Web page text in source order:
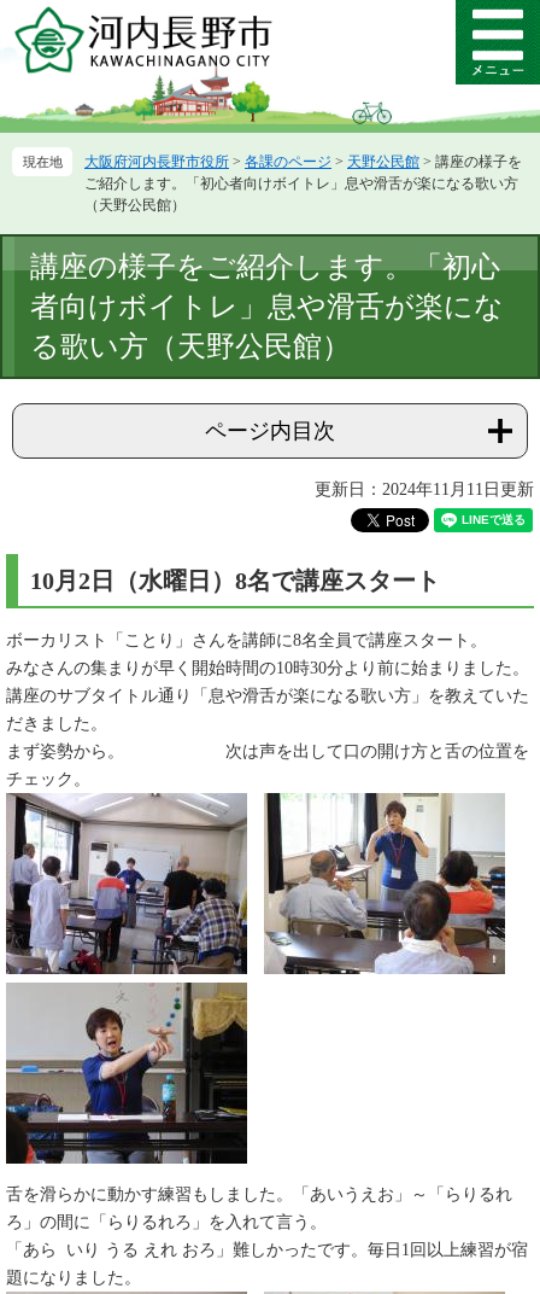
ー
先
ニ
を
本
文
メ
ニ
ー
大阪府河内長野市役所 > 各課のページ > 天野公民館 > 講座の様子を
ご紹介します。「初心者向けボイトレ」息や滑舌が楽になる歌い方
（天野公民館）
文
講座の様子をご紹介します。「初心
者向けボイトレ」息や滑舌が楽にな
る歌い方（天野公民館）
ページ内目次
更新日：2024年11月11日更新
10月2日（水曜日）8名で講座スタート
ボーカリスト「ことり」さんを講師に8名全員で講座スタート。
みなさんの集まりが早く開始時間の10時30分より前に始まりました。
講座のサブタイトル通り「息や滑舌が楽になる歌い方」を教えていた
だきました。
まず姿勢から。 次は声を出して口の開け方と舌の位置を
チェック。
舌を滑らかに動かす練習もしました。「あいうえお」～「らりるれ
ろ」の間に「らりるれろ」を入れて言う。
「あら いり うる えれ おろ」難しかったです。毎日1回以上練習が宿
題になりました。